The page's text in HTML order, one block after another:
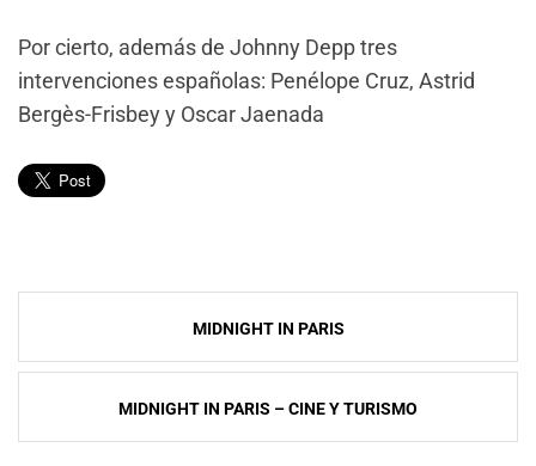
Por cierto, además de Johnny Depp tres
intervenciones españolas: Penélope Cruz, Astrid
Bergès-Frisbey y Oscar Jaenada
Navegación
de
entradas
MIDNIGHT IN PARIS
MIDNIGHT IN PARIS – CINE Y TURISMO